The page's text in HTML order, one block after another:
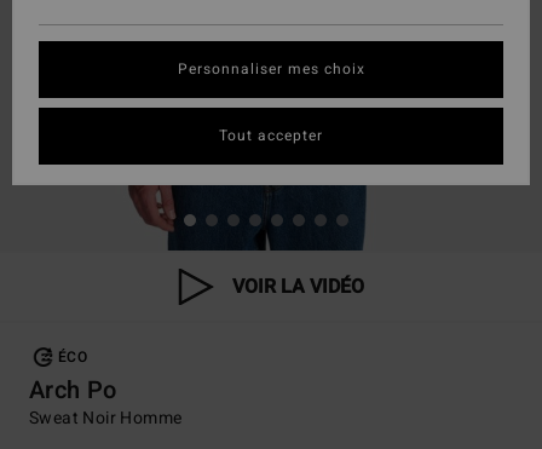
VOIR LA VIDÉO
ÉCO
Arch Po
Sweat Noir Homme
Personnaliser mes choix
Tout accepter